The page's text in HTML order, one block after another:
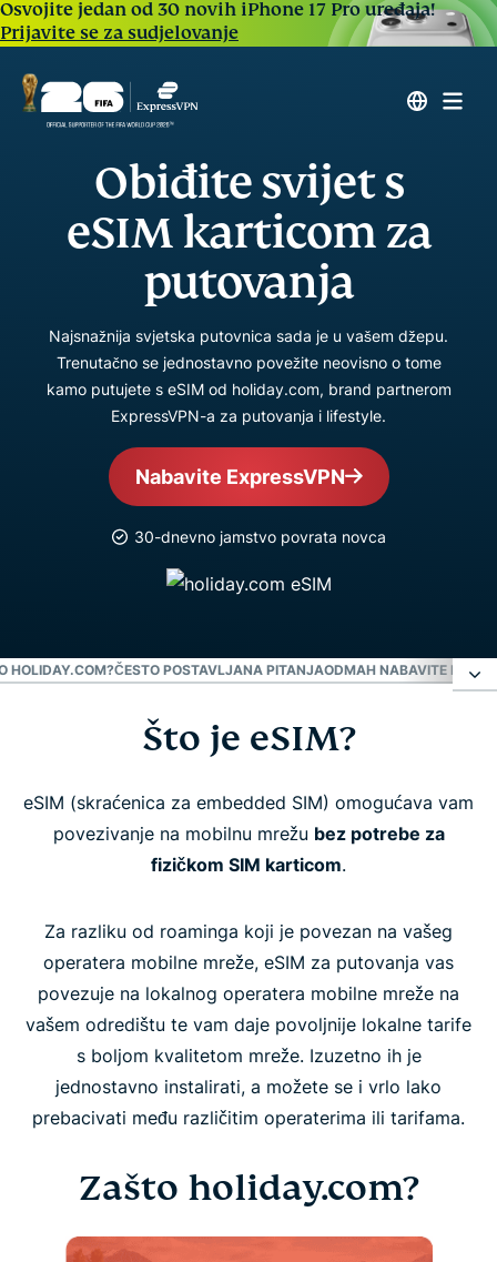
Osvojite jedan od 30 novih iPhone 17 Pro uređaja!
Prijavite se za sudjelovanje
Obiđite svijet s
eSIM karticom za
putovanja
Najsnažnija svjetska putovnica sada je u vašem džepu.
Trenutačno se jednostavno povežite neovisno o tome
kamo putujete s eSIM od holiday.com, brand partnerom
ExpressVPN-a za putovanja i lifestyle.
Nabavite ExpressVPN
30-dnevno jamstvo povrata novca
HOLIDAY.COM?ČESTO POSTAVLJANA PITANJAODMAH NABAVITE
Zašto holiday.com?
Često postavljana pitanja
Odmah nabavite Holiday.com eSIM
Što je eSIM?
eSIM (skraćenica za embedded SIM) omogućava vam
povezivanje na mobilnu mrežu bez potrebe za
fizičkom SIM karticom.
Za razliku od roaminga koji je povezan na vašeg
operatera mobilne mreže, eSIM za putovanja vas
povezuje na lokalnog operatera mobilne mreže na
vašem odredištu te vam daje povoljnije lokalne tarife
s boljom kvalitetom mreže. Izuzetno ih je
jednostavno instalirati, a možete se i vrlo lako
prebacivati među različitim operaterima ili tarifama.
Zašto holiday.com?